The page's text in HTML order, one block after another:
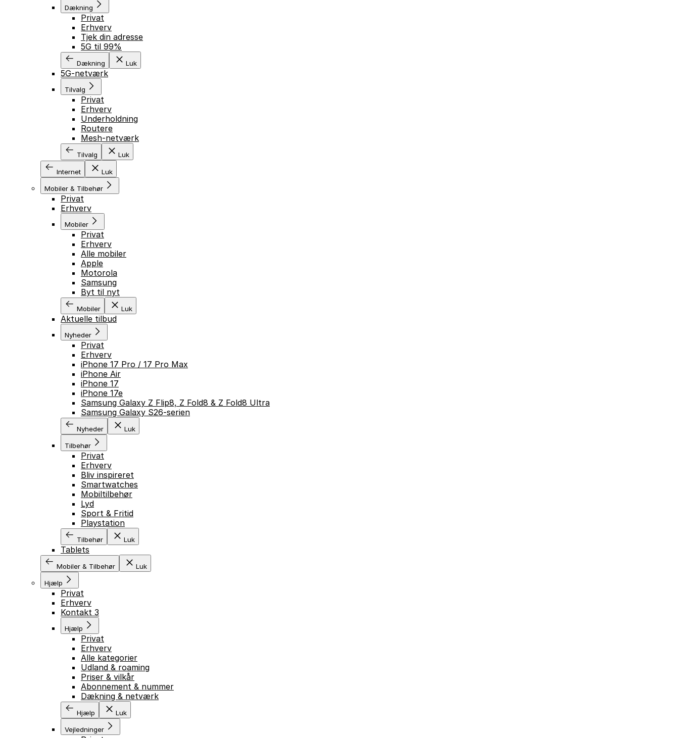
Dækning
Privat
Erhverv
Tjek din adresse
5G til 99%
Dækning Luk
5G-netværk
Tilvalg
Privat
Erhverv
Underholdning
Routere
Mesh-netværk
Tilvalg Luk
Internet Luk
Mobiler & Tilbehør
Privat
Erhverv
Mobiler
Privat
Erhverv
Alle mobiler
Apple
Motorola
Samsung
Byt til nyt
Mobiler Luk
Aktuelle tilbud
Nyheder
Privat
Erhverv
iPhone 17 Pro / 17 Pro Max
iPhone Air
iPhone 17
iPhone 17e
Samsung Galaxy Z Flip8, Z Fold8 & Z Fold8 Ultra
Samsung Galaxy S26-serien
Nyheder Luk
Tilbehør
Privat
Erhverv
Bliv inspireret
Smartwatches
Mobiltilbehør
Lyd
Sport & Fritid
Playstation
Tilbehør Luk
Tablets
Mobiler & Tilbehør Luk
Hjælp
Privat
Erhverv
Kontakt 3
Hjælp
Privat
Erhverv
Alle kategorier
Udland & roaming
Priser & vilkår
Abonnement & nummer
Dækning & netværk
Hjælp Luk
Vejledninger